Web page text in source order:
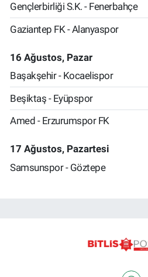
Gençlerbirliği S.K. - Fenerbahçe
Gaziantep FK - Alanyaspor
16 Ağustos, Pazar
Başakşehir - Kocaelispor
Beşiktaş - Eyüpspor
Amed - Erzurumspor FK
17 Ağustos, Pazartesi
Samsunspor - Göztepe